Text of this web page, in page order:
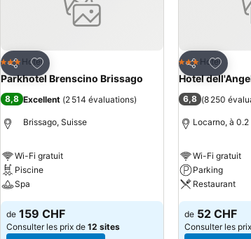
Partager
Ajouter à mes favoris
3 ÉtoilesHotel
Parkhotel Brenscino Brissago
8,8 Excellent (2 514 évaluations)
Brissago, Suisse
Wi-Fi gratuit
Piscine
Spa
de 159 CHF
Consulter les prix de 12 sites
Partager
Ajouter
3 ÉtoilesHotel
Hotel
6,8 (8 250
Locarno, à
Wi-Fi gratuit
Parking
Restaurant
de 52 CHF
Consulter les